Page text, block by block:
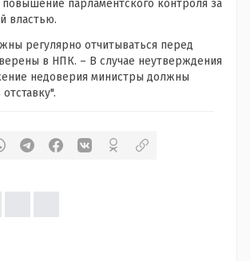
повышение парламентского контроля за
властью.
регулярно отчитываться перед
в НПК. – В случае неутверждения
недоверия министры должны